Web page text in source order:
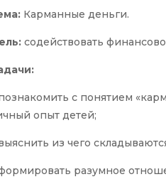
Карманные деньги.
содействовать
с понятием
опыт детей;
из чего
разумное